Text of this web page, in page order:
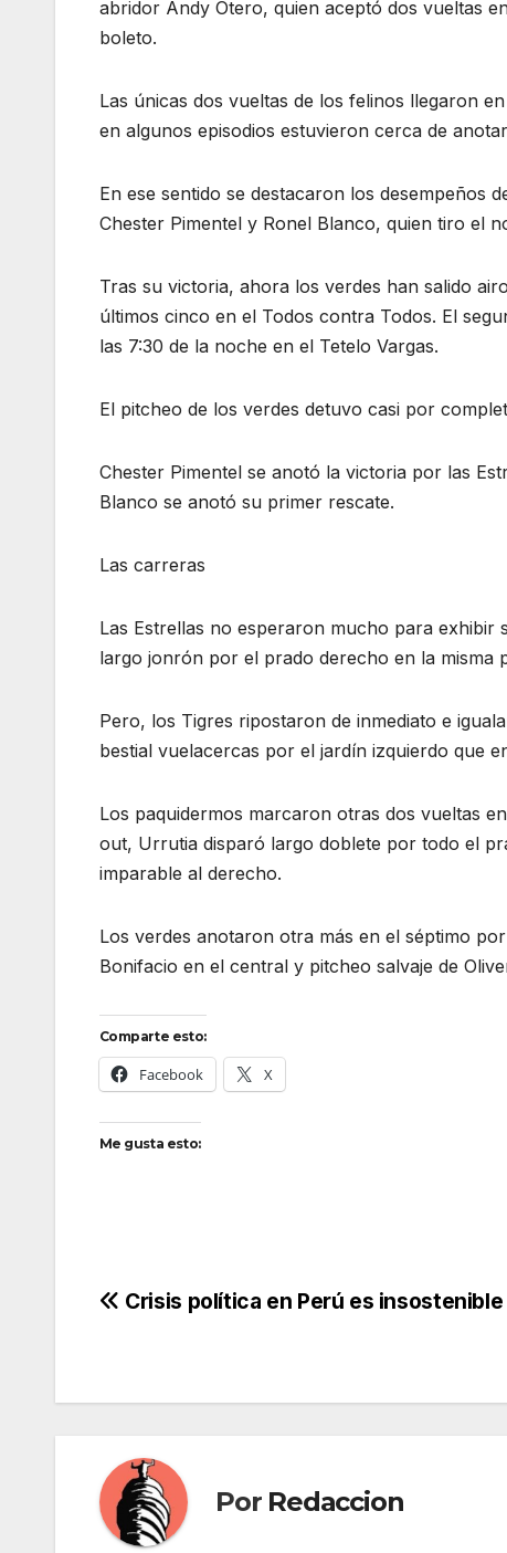
abridor Andy Otero, quien aceptó dos vueltas
boleto.
Las únicas dos vueltas de los felinos llegaron
en algunos episodios estuvieron cerca de
En ese sentido se destacaron los desempeños
Chester Pimentel y Ronel Blanco, quien tiro el
Tras su victoria, ahora los verdes han salido
últimos cinco en el Todos contra Todos. El
las 7:30 de la noche en el Tetelo Vargas.
El pitcheo de los verdes detuvo casi por
Chester Pimentel se anotó la victoria por las
Blanco se anotó su primer rescate.
Las carreras
Las Estrellas no esperaron mucho para
largo jonrón por el prado derecho en la misma
Pero, los Tigres ripostaron de inmediato e
bestial vuelacercas por el jardín izquierdo que
Los paquidermos marcaron otras dos vueltas
out, Urrutia disparó largo doblete por todo el
imparable al derecho.
Los verdes anotaron otra más en el séptimo
Bonifacio en el central y pitcheo salvaje de
Comparte esto:
Facebook X
Me gusta esto:
Navegación
entradas
Crisis política en Perú es insostenible
Por Redaccion